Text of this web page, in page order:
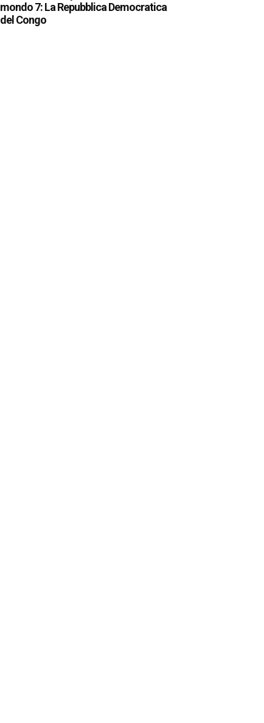
mondo 7: La Repubblica Democratica
del Congo